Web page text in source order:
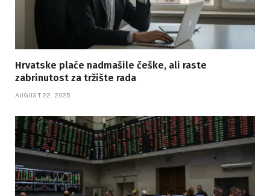
Hrvatske plaće nadmašile češke, ali raste
zabrinutost za tržište rada
AUGUST 22, 2025